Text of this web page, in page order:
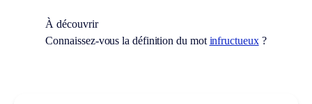
À découvrir
Connaissez-vous la définition du mot infructueux?